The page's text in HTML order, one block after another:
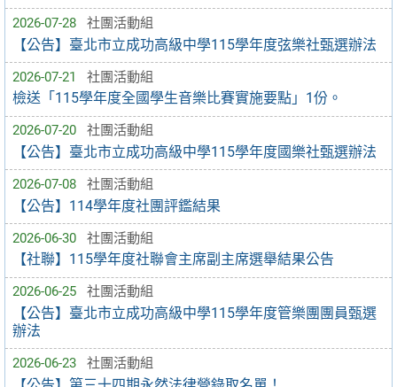
2026-07-28 社團活動組
【公告】臺北市立成功高級中學115學年度弦樂社甄選辦法
2026-07-21 社團活動組
檢送「115學年度全國學生音樂比賽實施要點」1份。
2026-07-20 社團活動組
【公告】臺北市立成功高級中學115學年度國樂社甄選辦法
2026-07-08 社團活動組
【公告】114學年度社團評鑑結果
2026-06-30 社團活動組
【社聯】115學年度社聯會主席副主席選舉結果公告
2026-06-25 社團活動組
【公告】臺北市立成功高級中學115學年度管樂團團員甄選
辦法
2026-06-23 社團活動組